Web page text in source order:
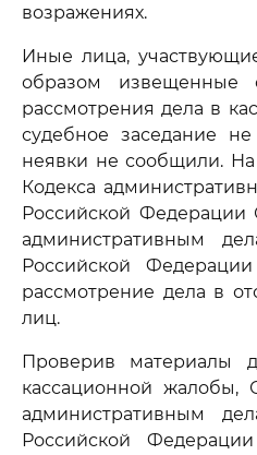
возражениях.
Иные лица,
образом
рассмотрения дела в
судебное заседание
неявки не сообщили.
Кодекса
Российской Федерации
административным
Российской
рассмотрение дела в
лиц.
Проверив материалы
кассационной жалобы,
административным
Российской